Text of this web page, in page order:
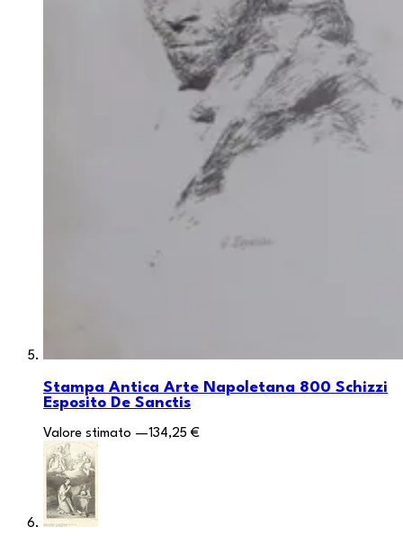
Stampa Antica Arte Napoletana 800 Schizzi
Esposito De Sanctis
Valore stimato —134,25 €